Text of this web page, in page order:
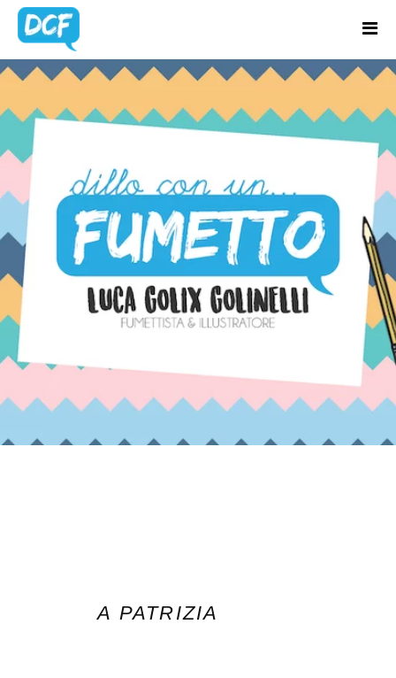
Home
Chi Sono
Lavora con me
Portfolio
Blog
Contatti
BLOG
UPDATES
Latest news & updates
A PATRIZIA